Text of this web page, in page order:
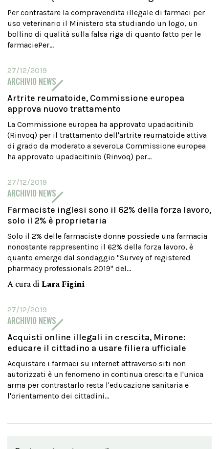
Per contrastare la compravendita illegale di farmaci per
uso veterinario il Ministero sta studiando un logo, un
bollino di qualità sulla falsa riga di quanto fatto per le
farmaciePer...
27/12/2019
ARCHIVIO NEWS
Artrite reumatoide, Commissione europea
approva nuovo trattamento
La Commissione europea ha approvato upadacitinib
(Rinvoq) per il trattamento dell'artrite reumatoide attiva
di grado da moderato a severoLa Commissione europea
ha approvato upadacitinib (Rinvoq) per...
27/12/2019
ARCHIVIO NEWS
Farmaciste inglesi sono il 62% della forza lavoro,
solo il 2% è proprietaria
Solo il 2% delle farmaciste donne possiede una farmacia
nonostante rappresentino il 62% della forza lavoro, è
quanto emerge dal sondaggio "Survey of registered
pharmacy professionals 2019" del...
A cura di Lara Figini
27/12/2019
ARCHIVIO NEWS
Acquisti online illegali in crescita, Mirone:
educare il cittadino a usare filiera ufficiale
Acquistare i farmaci su internet attraverso siti non
autorizzati è un fenomeno in continua crescita e l'unica
arma per contrastarlo resta l'educazione sanitaria e
l'orientamento dei cittadini...